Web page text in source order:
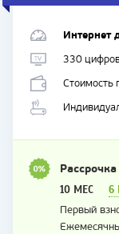
Интернет
330
Стоимость
Рассрочка
10 МЕС 6
Первый